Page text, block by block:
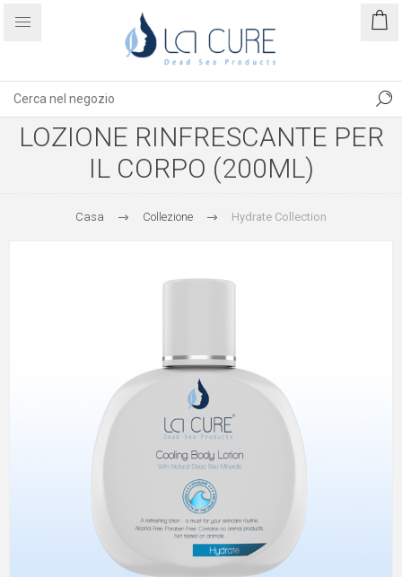
LOZIONE RINFRESCANTE PER
IL CORPO (200ML)
Casa Collezione Hydrate Collection